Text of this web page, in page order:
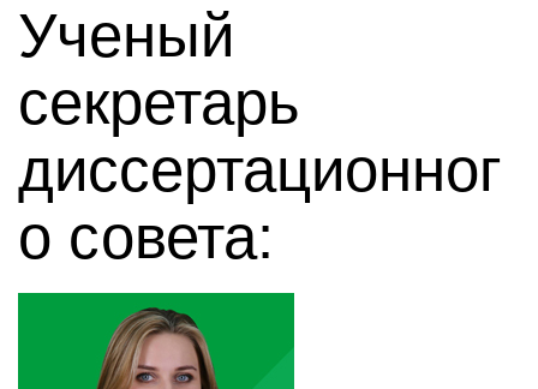
Ученый
секретарь
диссертационног
о совета: